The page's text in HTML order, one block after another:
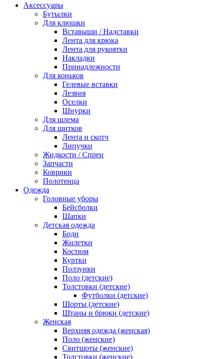
Аксессуары
Бутылки
Для клюшки
Вставыши / Надставки
Лента для крюка
Лента для рукоятки
Накладки
Принадлежности
Для коньков
Гелевые вставки
Лезвия
Оселки
Шнурки
Для шлема
Для щитков
Лента и скотч
Липучки
Жидкости / Спреи
Запчасти
Коврики
Полотенца
Одежда
Головные уборы
Бейсболки
Шапки
Детская одежда
Боди
Жилетки
Костюм
Куртки
Ползунки
Поло (детские)
Толстовки (детские)
Футболки (детские)
Шорты (детские)
Штаны и брюки (детские)
Женская
Верхняя одежда (женская)
Поло (женские)
Свитшоты (женские)
Толстовки (женские)